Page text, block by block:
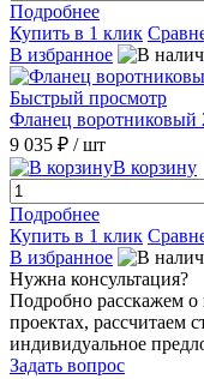
Подробнее
Купить в 1 клик
В избранное
Быстрый просмотр
Фланец
9 035 ₽ / шт
В корзину
Подробнее
Купить в 1 клик
В избранное
Нужна консультация?
Подробно расскажем о
проектах, рассчитаем
индивидуальное
Задать вопрос